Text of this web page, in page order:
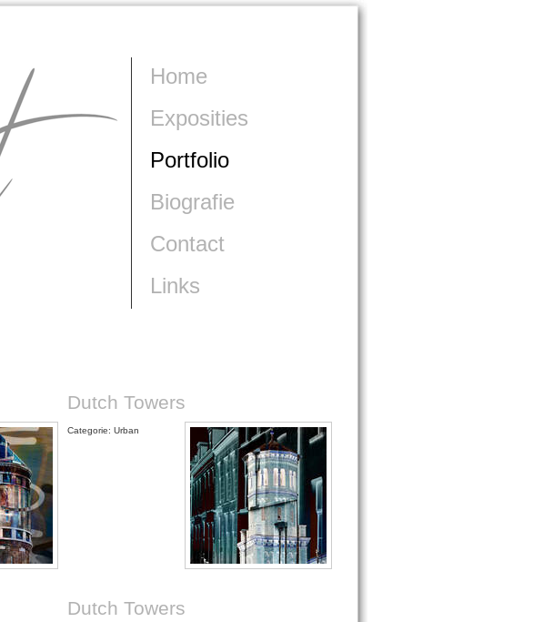
Home
Exposities
Portfolio
Biografie
Contact
Links
Dutch Towers
Categorie: Urban
Dutch Towers